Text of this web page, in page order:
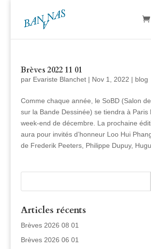
Brèves 2022 11 01
par Evariste Blanchet| Nov 1, 2022 | blog
Comme chaque année, le SoBD (Salon
sur la Bande Dessinée) se tiendra à Paris
week-end de décembre. La prochaine
aura pour invités d’honneur Loo Hui
de Frederik Peeters, Philippe Dupuy,
Articles récents
Brèves 2026 08 01
Brèves 2026 06 01